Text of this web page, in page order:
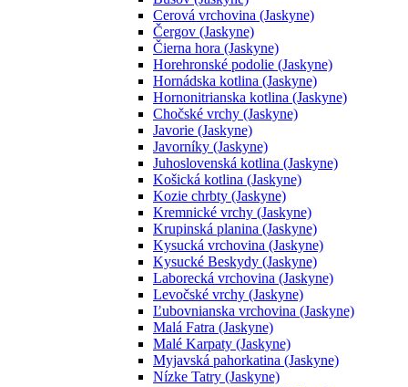
Cerová vrchovina (Jaskyne)
Čergov (Jaskyne)
Čierna hora (Jaskyne)
Horehronské podolie (Jaskyne)
Hornádska kotlina (Jaskyne)
Hornonitrianska kotlina (Jaskyne)
Chočské vrchy (Jaskyne)
Javorie (Jaskyne)
Javorníky (Jaskyne)
Juhoslovenská kotlina (Jaskyne)
Košická kotlina (Jaskyne)
Kozie chrbty (Jaskyne)
Kremnické vrchy (Jaskyne)
Krupinská planina (Jaskyne)
Kysucká vrchovina (Jaskyne)
Kysucké Beskydy (Jaskyne)
Laborecká vrchovina (Jaskyne)
Levočské vrchy (Jaskyne)
Ľubovnianska vrchovina (Jaskyne)
Malá Fatra (Jaskyne)
Malé Karpaty (Jaskyne)
Myjavská pahorkatina (Jaskyne)
Nízke Tatry (Jaskyne)